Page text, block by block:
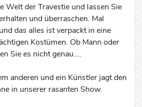
Welt der Travestie und lassen Sie
und überraschen. Mal
das alles ist verpackt in eine
Kostümen. Ob Mann oder
Sie es nicht genau....
anderen und ein Künstler jagt den
in unserer rasanten Show.